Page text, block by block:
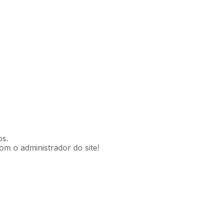
o administrador do site!